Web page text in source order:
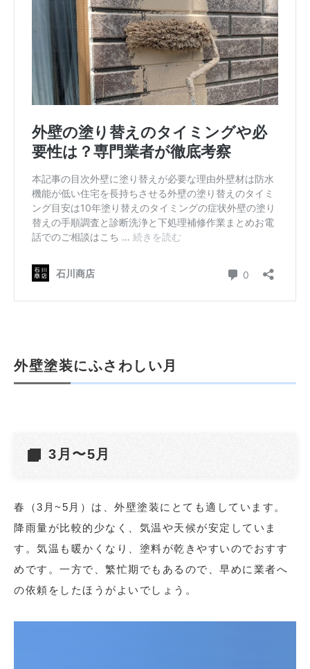
外壁塗装にふさわしい月
3月〜5月
春（3月~5月）は、外壁塗装にとても適しています。
降雨量が比較的少なく、気温や天候が安定していま
す。気温も暖かくなり、塗料が乾きやすいのでおすす
めです。一方で、繁忙期でもあるので、早めに業者へ
の依頼をしたほうがよいでしょう。